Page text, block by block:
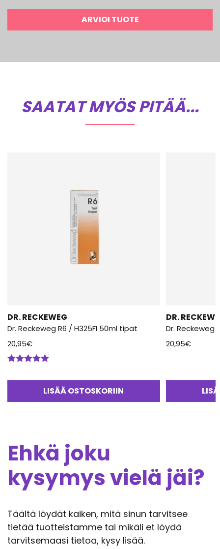
ARVIOI TUOTE
SAATAT MYÖS PITÄÄ...
DR. RECKEWEG
Dr. Reckeweg R6 / H325FI 50ml tipat
20,95€
LISÄÄ OSTOSKORIIN
DR.
Dr. Reckeweg
20,95€
Ehkä joku
kysymys vielä jäi?
Täältä löydät kaiken, mitä sinun tarvitsee
tietää tuotteistamme tai mikäli et löydä
tarvitsemaasi tietoa, kysy lisää.